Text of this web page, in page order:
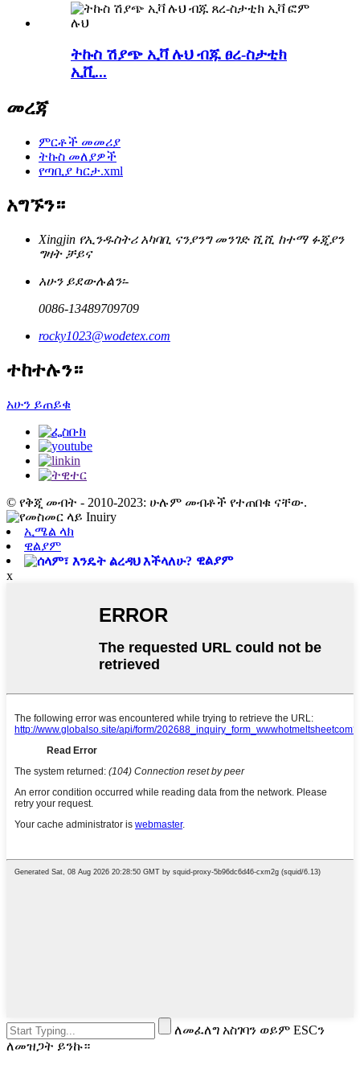
ትኩስ ሽያጭ ኢቫ ሉህ ብጁ ፀረ-ስታቲክ
ኢቪ...
መረጃ
ምርቶች መመሪያ
ትኩስ መለያዎች
የጣቢያ ካርታ.xml
አግኙን።
Xingjin የኢንዱስትሪ አካባቢ ናንያንግ መንገድ ሺሺ ከተማ ፉጂያን
ግዛት ቻይና
አሁን ይደውሉልን፡-
0086-13489709709
rocky1023@wodetex.com
ተከተሉን።
አሁን ይጠይቁ
© የቅጂ መብት - 2010-2023: ሁሉም መብቶች የተጠበቁ ናቸው.
ኢሜል ላክ
ዊልያም
ዊልያም
x
ለመፈለግ አስገባን ወይም ESCን
ለመዝጋት ይንኩ።